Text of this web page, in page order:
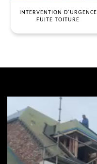
INTERVENTION D'URGENCE
FUITE TOITURE